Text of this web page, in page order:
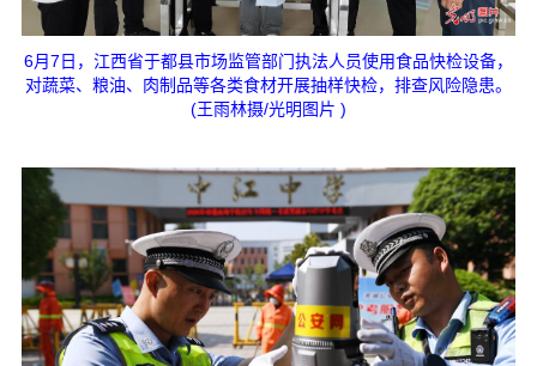
6月7日，江西省于都县市场监管部门执法人员使用食品快检设备，
对蔬菜、粮油、肉制品等各类食材开展抽样快检，排查风险隐患。
(王雨林摄/光明图片 )